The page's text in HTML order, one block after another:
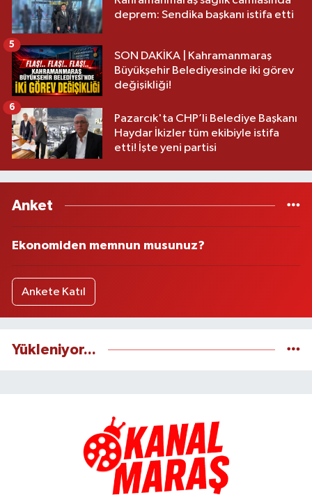
deprem: Sendika başkanı istifa etti
SON DAKİKA | Kahramanmaraş
Büyükşehir Belediyesinde iki görev
değişikliği!
5
Pazarcık'ta CHP’li Belediye Başkanı
Haydar İkizler tüm ekibiyle istifa
etti! İşte yeni partisi
6
Anket
Ekonomiden memnun musunuz?
Ankete Katıl
Yükleniyor...